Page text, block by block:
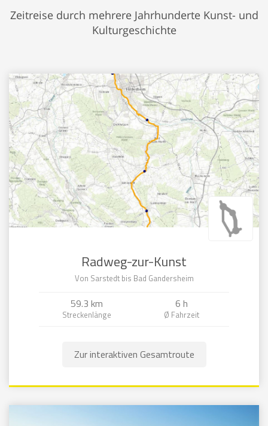
Zeitreise durch mehrere Jahrhunderte Kunst- und
Kulturgeschichte
Radweg-zur-Kunst
Von Sarstedt bis Bad Gandersheim
59.3 km 6 h
Zur interaktiven Gesamtroute